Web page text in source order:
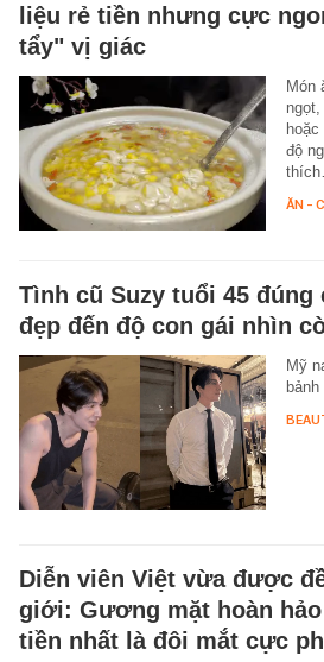
liệu rẻ tiền nhưng cực
tẩy" vị giác
Món
hoặc
độ
ĂN -
Tình cũ Suzy tuổi 45 đúng
đẹp đến độ con gái nhìn
Mỹ
bảnh
Diễn viên Việt vừa được
giới: Gương mặt hoàn
tiền nhất là đôi mắt cực